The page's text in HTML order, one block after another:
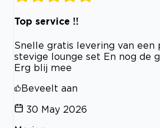
Top service !!
Snelle gratis levering van een
stevige lounge set En nog de
Erg blij mee
Beveelt aan
30 May 2026